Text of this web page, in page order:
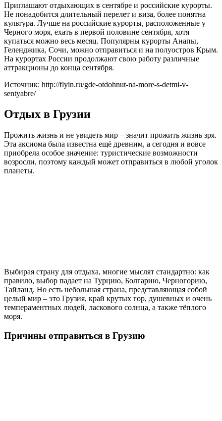
Приглашают отдыхающих в сентябре и российские курорты.
Не понадобится длительный перелет и виза, более понятна
культура. Лучше на российские курорты, расположенные у
Черного моря, ехать в первой половине сентября, хотя
купаться можно весь месяц. Популярны курорты Анапы,
Геленджика, Сочи, можно отправиться и на полуостров Крым.
На курортах России продолжают свою работу различные
аттракционы до конца сентября.
Источник: http://flyin.ru/gde-otdohnut-na-more-s-detmi-v-
sentyabre/
Отдых в Грузии
Прожить жизнь и не увидеть мир – значит прожить жизнь зря.
Эта аксиома была известна ещё древним, а сегодня и вовсе
приобрела особое значение: туристические возможности
возросли, поэтому каждый может отправиться в любой уголок
планеты.
Выбирая страну для отдыха, многие мыслят стандартно: как
правило, выбор падает на Турцию, Болгарию, Черногорию,
Тайланд. Но есть небольшая страна, представляющая собой
целый мир – это Грузия, край крутых гор, душевных и очень
темпераментных людей, ласкового солнца, а также тёплого
моря.
Причины отправиться в Грузию